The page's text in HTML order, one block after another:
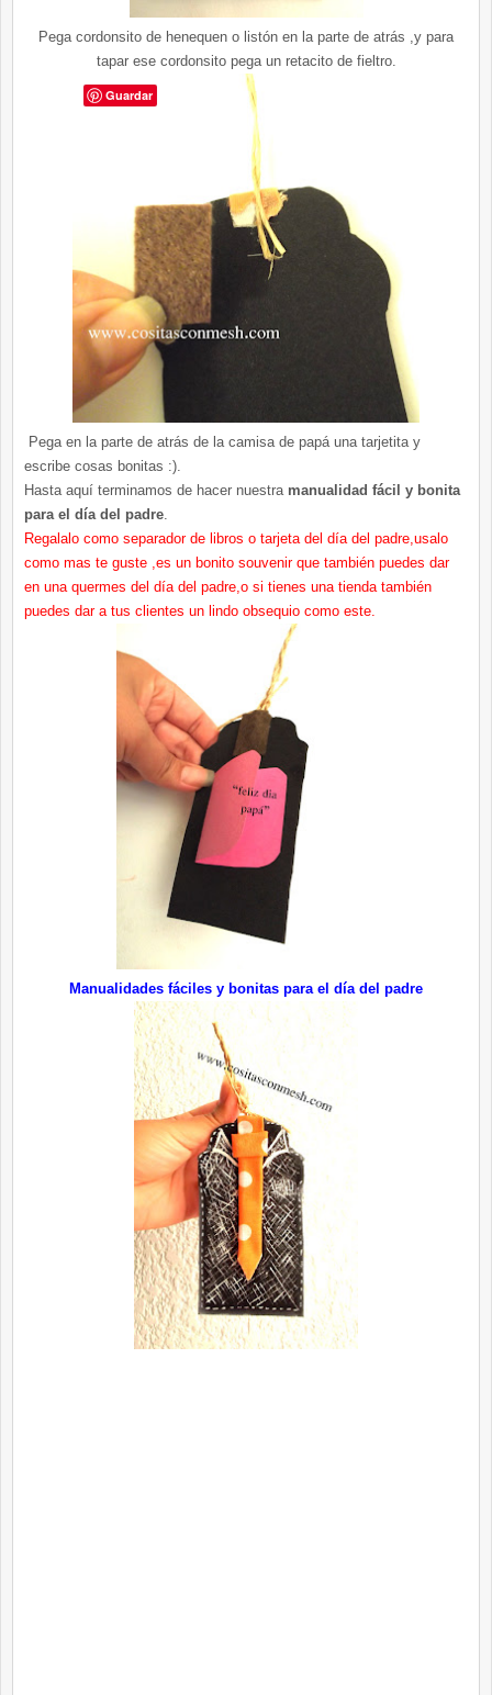
Pega cordonsito de henequen o listón en la parte de atrás ,y para
tapar ese cordonsito pega un retacito de fieltro.
Pega en la parte de atrás de la camisa de papá una tarjetita y
escribe cosas bonitas :).
Hasta aquí terminamos de hacer nuestra manualidad fácil y bonita
para el día del padre.
Regalalo como separador de libros o tarjeta del día del padre,usalo
como mas te guste ,es un bonito souvenir que también puedes dar
en una quermes del día del padre,o si tienes una tienda también
puedes dar a tus clientes un lindo obsequio como este.
Manualidades fáciles y bonitas para el día del padre
Guardar